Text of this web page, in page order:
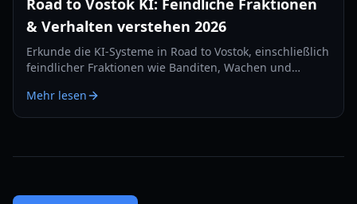
Road to Vostok KI: Feindliche Fraktionen
& Verhalten verstehen 2026
Erkunde die KI-Systeme in Road to Vostok, einschließlich
feindlicher Fraktionen wie Banditen, Wachen und
im Jahr 2026 beeinflusst.
Mehr lesen